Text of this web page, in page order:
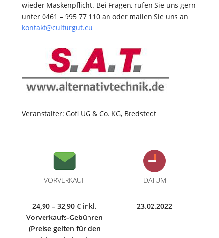
wieder Maskenpflicht. Bei Fragen, rufen Sie uns gern
unter 0461 – 995 77 110 an oder mailen Sie uns an
kontakt@culturgut.eu
Veranstalter: Gofi UG & Co. KG, Bredstedt
VORVERKAUF
24,90 – 32,90 € inkl.
Vorverkaufs-Gebühren
(Preise gelten für den
DATUM
23.02.2022